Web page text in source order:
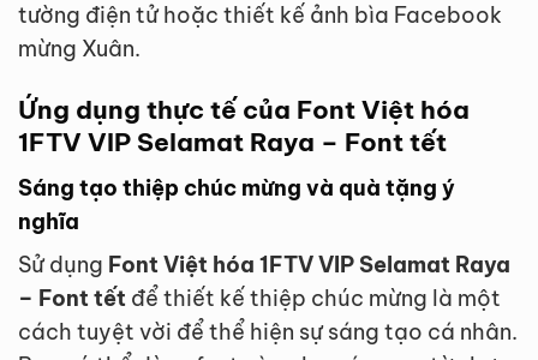
tường điện tử hoặc thiết kế ảnh bìa Facebook
mừng Xuân.
Ứng dụng thực tế của Font Việt hóa
1FTV VIP Selamat Raya – Font tết
Sáng tạo thiệp chúc mừng và quà tặng ý
nghĩa
Sử dụng Font Việt hóa 1FTV VIP Selamat Raya
– Font tết để thiết kế thiệp chúc mừng là một
cách tuyệt vời để thể hiện sự sáng tạo cá nhân.